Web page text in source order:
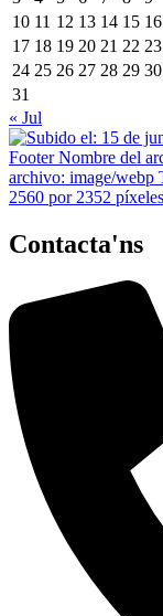
10 11 12 13 14 15 16
17 18 19 20 21 22 23
24 25 26 27 28 29 30
31
« Jul
Contacta'ns